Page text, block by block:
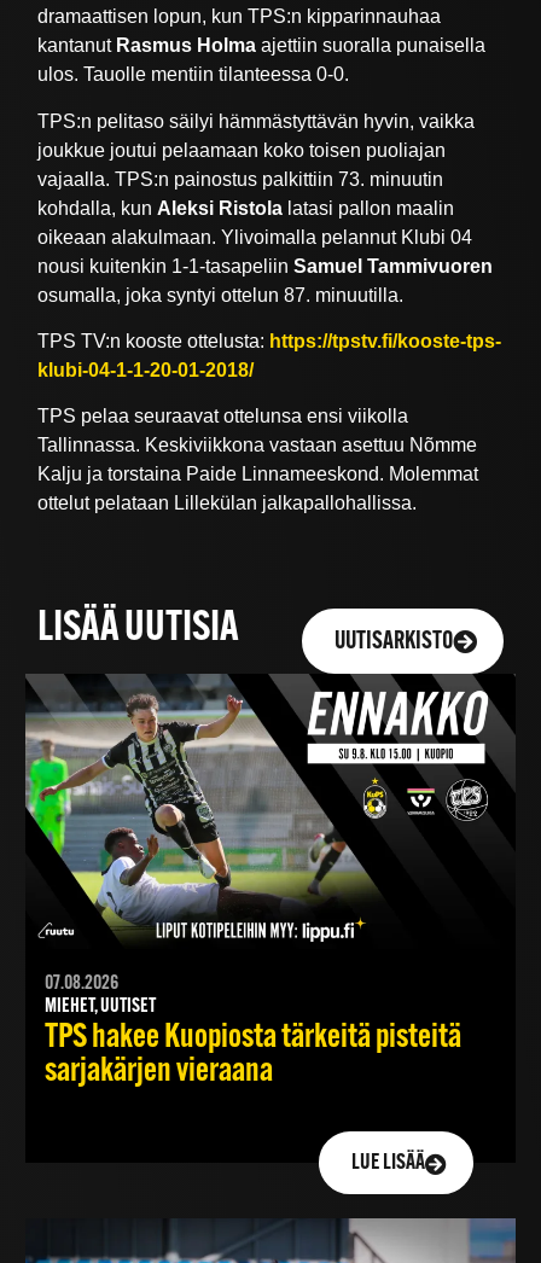
dramaattisen lopun, kun TPS:n kipparinnauhaa
kantanut Rasmus Holma ajettiin suoralla punaisella
ulos. Tauolle mentiin tilanteessa 0-0.
TPS:n pelitaso säilyi hämmästyttävän hyvin, vaikka
joukkue joutui pelaamaan koko toisen puoliajan
vajaalla. TPS:n painostus palkittiin 73. minuutin
kohdalla, kun Aleksi Ristola latasi pallon maalin
oikeaan alakulmaan. Ylivoimalla pelannut Klubi 04
nousi kuitenkin 1-1-tasapeliinSamuel Tammivuoren
osumalla, joka syntyi ottelun 87. minuutilla.
TPS TV:n kooste ottelusta: https://tpstv.fi/kooste-tps-
klubi-04-1-1-20-01-2018/
TPS pelaa seuraavat ottelunsa ensi viikolla
Tallinnassa. Keskiviikkona vastaan asettuu Nõmme
Kalju ja torstaina Paide Linnameeskond. Molemmat
ottelut pelataan Lillekülan jalkapallohallissa.
LISÄÄ UUTISIA UUTISARKISTO
07.08.2026
MIEHET, UUTISET
TPS hakee Kuopiosta tärkeitä pisteitä
sarjakärjen vieraana
LUE LISÄÄ